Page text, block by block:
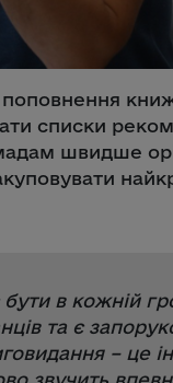
списки
швидше
в кожній
та є
– це